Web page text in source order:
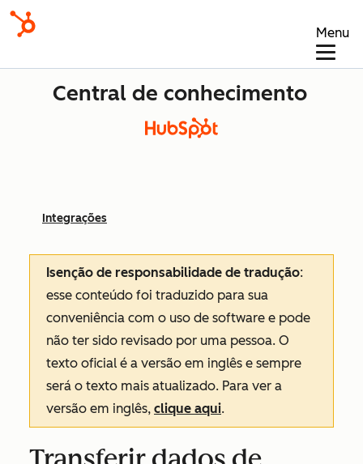
Menu
Central de conhecimento
Integrações
Isenção de responsabilidade de tradução:
esse conteúdo foi traduzido para sua
conveniência com o uso de software e pode
não ter sido revisado por uma pessoa. O
texto oficial é a versão em inglês e sempre
será o texto mais atualizado. Para ver a
versão em inglês, clique aqui.